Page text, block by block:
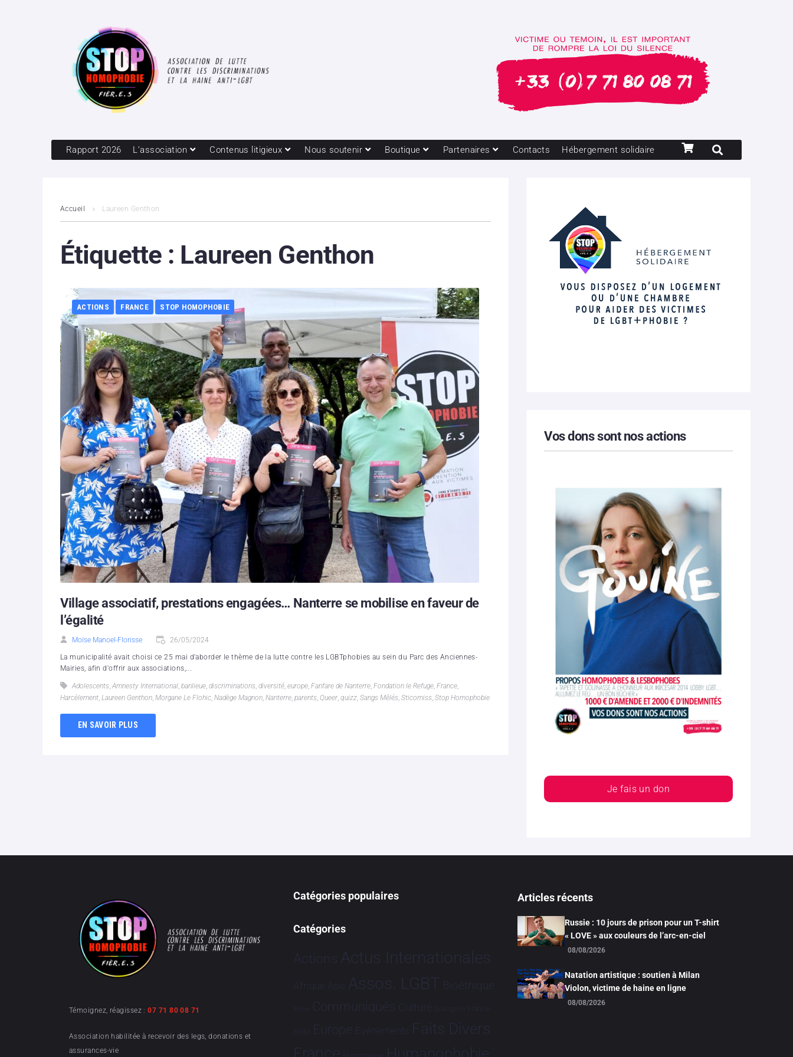
Rapport 2026 L’association Contenus litigieux Nous soutenir Boutique Partenaires Contacts Hébergement solidaire
Accueil Laureen Genthon
Étiquette : Laureen Genthon
ACTIONS FRANCE STOP HOMOPHOBIE
Village associatif, prestations engagées… Nanterre se mobilise en faveur de
l’égalité
Moïse Manoel-Florisse 26/05/2024
La municipalité avait choisi ce 25 mai d'aborder le thème de la lutte contre les LGBTphobies au sein du Parc des Anciennes-
Mairies, afin d'offrir aux associations,...
Adolescents, Amnesty International, banlieue, discriminations, diversité, europe, Fanfare de Nanterre, Fondation le Refuge, France,
Harcèlement, Laureen Genthon, Morgane Le Flohic, Nadège Magnon, Nanterre, parents, Queer, quizz, Sangs Mêlés, Sticomiss, Stop Homophobie
EN SAVOIR PLUS
Vos dons sont nos actions
Je fais un don
Témoignez, réagissez :07 71 80 08 71
Association habilitée à recevoir des legs, donations et
assurances-vie
Catégories populaires
Catégories
Actions Actus Internationales
Afrique Asie Assos. LGBT Bioéthique
Brève Communiqués Culture Dialogues France-
Brésil Europe Evénements Faits Divers
Humanophobie
Articles récents
Russie : 10 jours de prison pour un T-shirt
« LOVE » aux couleurs de l’arc-en-ciel
08/08/2026
Natation artistique : soutien à Milan
Violon, victime de haine en ligne
08/08/2026